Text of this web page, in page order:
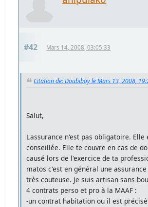
#42 Mars 14, 2008, 03:05:33
Citation de: Doubiboy le Mars 13, 2008,
Salut,
L'assurance n'est pas obligatoire. Elle
conseillée. Elle te couvre en cas de
causé lors de l'exercice de ta
matos c'est en général une
très couteuse. Je suis artisan sans
4 contrats perso et pro à la MAAF :
-un contrat habitation ou il est